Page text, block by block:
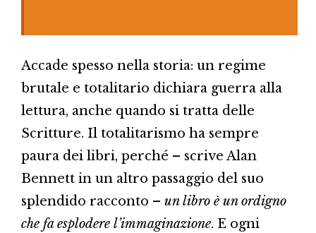
Accade spesso nella storia: un regime
brutale e totalitario dichiara guerra alla
lettura, anche quando si tratta delle
Scritture. Il totalitarismo ha sempre
paura dei libri, perché – scrive Alan
Bennett in un altro passaggio del suo
splendido racconto – un libro è un ordigno
che fa esplodere l’immaginazione. E ogni